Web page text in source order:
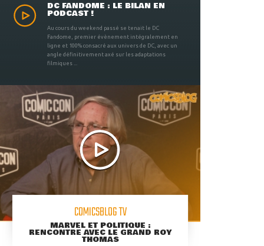
DC FANDOME : LE BILAN EN
PODCAST !
Au cours du weekend passé se tenait le DC
Fandome, premier évènement intégralement en
ligne et 100% consacré aux univers de DC, avec un
angle définitivement axé sur les adaptations
filmiques ...
COMICSBLOG TV
MARVEL ET POLITIQUE :
RENCONTRE AVEC LE GRAND ROY
THOMAS